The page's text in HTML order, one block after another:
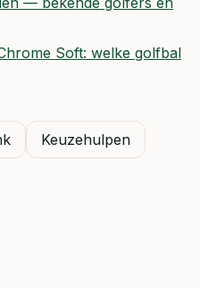
Soft: welke golfbal
Keuzehulpen